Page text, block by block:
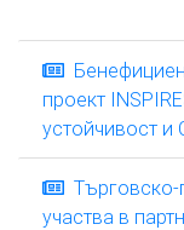
проект
устойчивост и
участва в